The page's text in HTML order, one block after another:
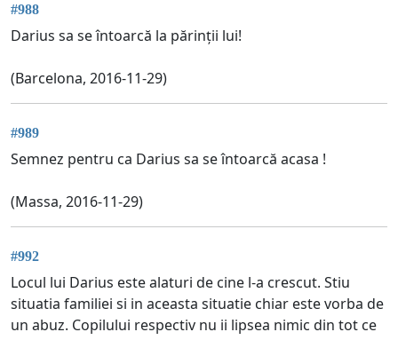
#988
Darius sa se întoarcă la părinții lui!
(Barcelona, 2016-11-29)
#989
Semnez pentru ca Darius sa se întoarcă acasa !
(Massa, 2016-11-29)
#992
Locul lui Darius este alaturi de cine l-a crescut. Stiu
situatia familiei si in aceasta situatie chiar este vorba de
un abuz. Copilului respectiv nu ii lipsea nimic din tot ce